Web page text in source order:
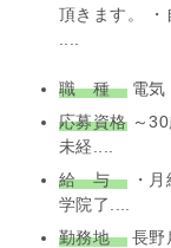
頂きます。 ・
職 種電気
応募資格～30
未経....
給 与・
学院了....
勤務地長野